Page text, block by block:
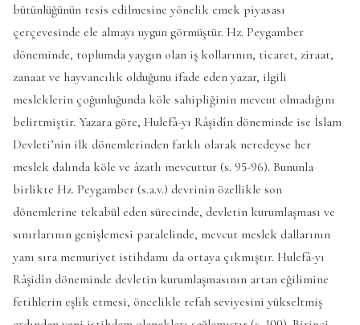
bütünlüğünün tesis edilmesine yönelik emek piyasası
çerçevesinde ele almayı uygun görmüştür. Hz. Peygamber
döneminde, toplumda yaygın olan iş kollarının, ticaret, ziraat,
zanaat ve hayvancılık olduğunu ifade eden yazar, ilgili
mesleklerin çoğunluğunda köle sahipliğinin mevcut olmadığını
belirtmiştir. Yazara göre, Hulefâ-yı Râşidîn döneminde ise İslam
Devleti’nin ilk dönemlerinden farklı olarak neredeyse her
meslek dalında köle ve âzatlı mevcuttur (s. 95-96). Bununla
birlikte Hz. Peygamber (s.a.v.) devrinin özellikle son
dönemlerine tekabül eden sürecinde, devletin kurumlaşması ve
sınırlarının genişlemesi paralelinde, mevcut meslek dallarının
yanı sıra memuriyet istihdamı da ortaya çıkmıştır. Hulefâ-yı
Râşidîn döneminde devletin kurumlaşmasının artan eğilimine
fetihlerin eşlik etmesi, öncelikle refah seviyesini yükseltmiş